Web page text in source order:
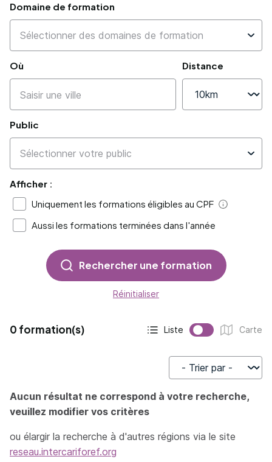
Domaine de formation
Où Distance
Public
Afficher :
Uniquement les formations éligibles au CPF
Aide
Aussi les formations terminées dans l'année
Rechercher une formation
Réinitialiser
0 formation(s)
Affichage actif :
Liste
Affichage :
Carte
Trier par
Aucun résultat ne correspond à votre recherche,
veuillez modifier vos critères
ou élargir la recherche à d'autres régions via le site
reseau.intercariforef.org